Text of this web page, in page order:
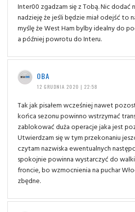
Inter00 zgadzam się z Tobą. Nic dodać
nadzieję że jeśli będzie miał odejść to
myślę że West Ham bylby idealny do
a później powrotu do Interu.
OBA
12 GRUDNIA 2020 | 22:58
Tak jak pisałem wcześniej nawet
końca sezonu powinno wstrzymać
zablokować duża operacje jaka jest
Utwierdzam się w tym przekonaniu
czytam nazwiska ewentualnych
spokojnie powinna wystarczyć do
froncie, bo wzmocnienia na puchar
zbędne.